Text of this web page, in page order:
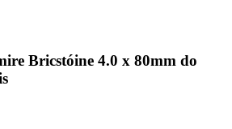
Bricstóine 4.0 x 80mm do